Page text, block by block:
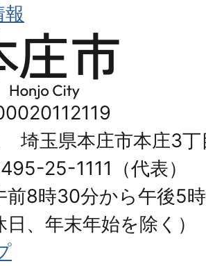
玉県本庄市本庄3丁
25-1111（代表）
前8時30分から午後5
、年末年始を除く）